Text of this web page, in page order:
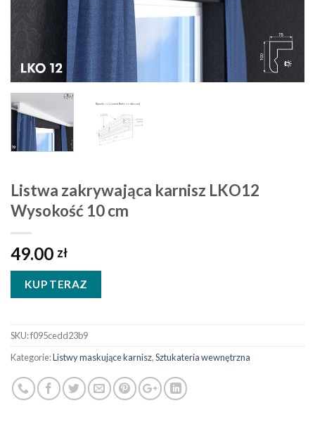
Listwa zakrywająca karnisz LKO12
Wysokość 10 cm
49.00 zł
KUP TERAZ
SKU:f095cedd23b9
Kategorie:Listwy maskujące karnisz,Sztukateria wewnętrzna